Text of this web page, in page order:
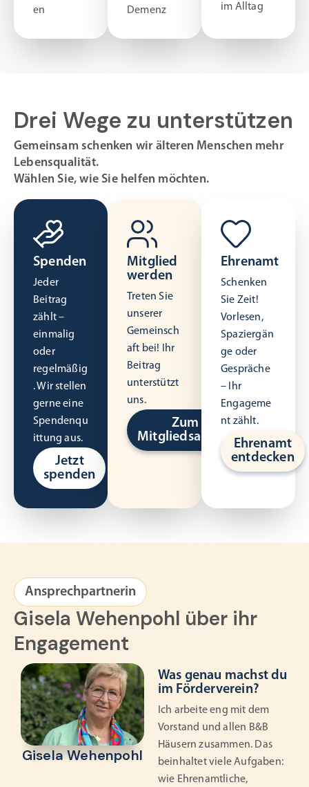
en
Demenz
im Alltag
Drei Wege zu unterstützen
Gemeinsam schenken wir älteren Menschen mehr
Lebensqualität.
Wählen Sie, wie Sie helfen möchten.
Spenden
Jeder
Beitrag
zählt –
einmalig
oder
regelmäßig
. Wir stellen
gerne eine
Spendenqu
ittung aus.
Jetzt
spenden
Mitglied
werden
Treten Sie
unserer
Gemeinsch
aft bei! Ihr
Beitrag
unterstützt
uns.
Zum
Mitgliedsantrag
Ehrenamt
Schenken
Sie Zeit!
Vorlesen,
Spaziergän
ge oder
Gespräche
– Ihr
Engageme
nt zählt.
Ehrenamt
entdecken
Ansprechpartnerin
Gisela Wehenpohl über ihr
Engagement
Gisela Wehenpohl
Was genau machst du
im Förderverein?
Ich arbeite eng mit dem
Vorstand und allen B&B
Häusern zusammen. Das
beinhaltet viele Aufgaben:
wie Ehrenamtliche,